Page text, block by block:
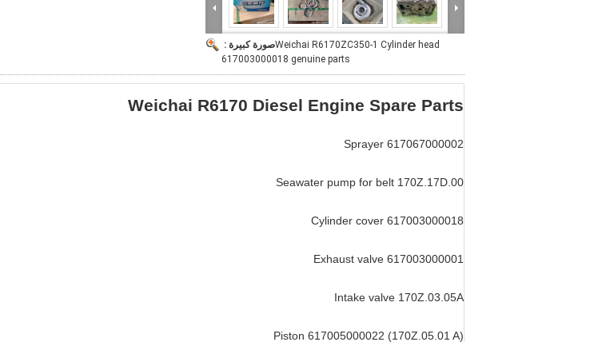
صورة كبيرة :Weichai R6170ZC350-1 Cylinder head
617003000018 genuine parts
Weichai R6170 Diesel Engine Spare Parts
Sprayer 617067000002
Seawater pump for belt 170Z.17D.00
Cylinder cover 617003000018
Exhaust valve 617003000001
Intake valve 170Z.03.05A
Piston 617005000022 (170Z.05.01 A)